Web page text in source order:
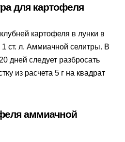
для картофеля
картофеля в лунки в
1 ст. л. Аммиачной селитры. В
дней следует разбросать
из расчета 5 г на квадрат
аммиачной